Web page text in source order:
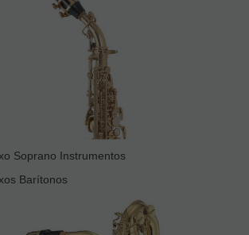
Soprano Instrumentos
Barítonos